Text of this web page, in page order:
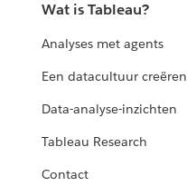
Wat is Tableau?
Analyses met agents
Een datacultuur creëren
Data-analyse-inzichten
Tableau Research
Contact